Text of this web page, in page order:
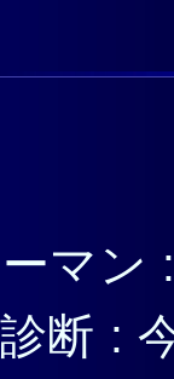
マン
断 :